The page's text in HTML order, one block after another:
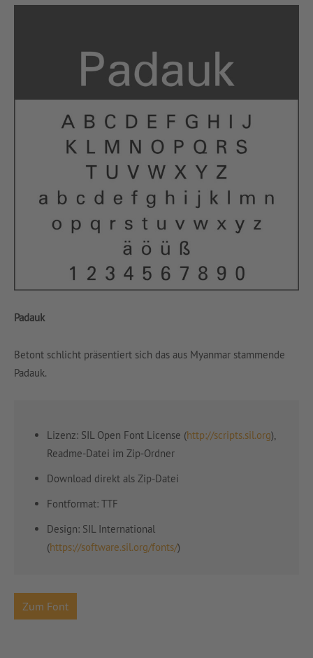
Padauk
Betont schlicht präsentiert sich das aus Myanmar stammende
Padauk.
Lizenz: SIL Open Font License (http://scripts.sil.org),
Readme-Datei im Zip-Ordner
Download direkt als Zip-Datei
Fontformat: TTF
Design: SIL International
(https://software.sil.org/fonts/)
Zum Font